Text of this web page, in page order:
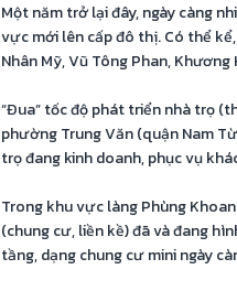
Một năm trở lại đây, ngày càng
vực mới lên cấp đô thị. Có thể
Nhân Mỹ, Vũ Tông Phan, Khương
“Đua” tốc độ phát triển nhà trọ
phường Trung Văn (quận Nam
trọ đang kinh doanh, phục vụ
Trong khu vực làng Phùng
(chung cư, liền kề) đã và đang
tầng, dạng chung cư mini ngày